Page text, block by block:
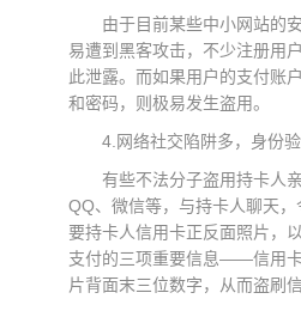
由于目前某些中小网站的
易遭到黑客攻击，不少注册用
此泄露。而如果用户的支付账
和密码，则极易发生盗用。
4.网络社交陷阱多，身份
有些不法分子盗用持卡人
QQ、微信等，与持卡人聊天
要持卡人信用卡正反面照片，
支付的三项重要信息——信用
片背面末三位数字，从而盗刷信